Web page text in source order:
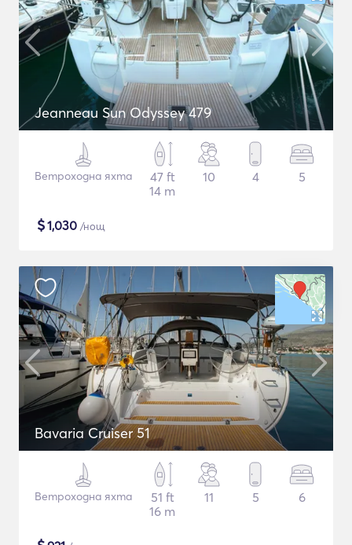
Jeanneau Sun Odyssey 479
Ветроходна яхта
47 ft
14 m
10 4 5
$1,030 /нощ
Bavaria Cruiser 51
Ветроходна яхта
51 ft
16 m
11 5 6